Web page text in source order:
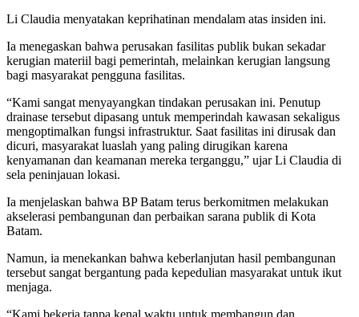
Li Claudia menyatakan keprihatinan mendalam atas insiden ini.
Ia menegaskan bahwa perusakan fasilitas publik bukan sekadar
kerugian materiil bagi pemerintah, melainkan kerugian langsung
bagi masyarakat pengguna fasilitas.
“Kami sangat menyayangkan tindakan perusakan ini. Penutup
drainase tersebut dipasang untuk memperindah kawasan sekaligus
mengoptimalkan fungsi infrastruktur. Saat fasilitas ini dirusak dan
dicuri, masyarakat luaslah yang paling dirugikan karena
kenyamanan dan keamanan mereka terganggu,” ujar Li Claudia di
sela peninjauan lokasi.
Ia menjelaskan bahwa BP Batam terus berkomitmen melakukan
akselerasi pembangunan dan perbaikan sarana publik di Kota
Batam.
Namun, ia menekankan bahwa keberlanjutan hasil pembangunan
tersebut sangat bergantung pada kepedulian masyarakat untuk ikut
menjaga.